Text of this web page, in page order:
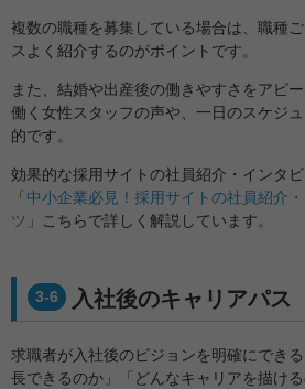
複数の職種を募集している場合は、職種
スよく紹介するのがポイントです。
また、結婚や出産後の働きやすさをアピ
働く女性スタッフの声や、一日のスケジ
的です。
効果的な採用サイトの社員紹介・インタ
「 中小企業必見！採用サイトの社員紹介
ツ 」こちらで詳しく解説しています。
3-6 入社後のキャリアパス
求職者が入社後のビジョンを明確にでき
長できるのか」「どんなキャリアを描け